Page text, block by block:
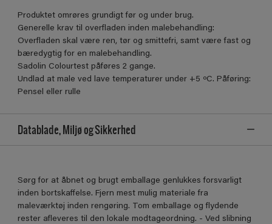
Produktet omrøres grundigt før og under brug.
Generelle krav til overfladen inden malebehandling:
Overfladen skal være ren, tør og smittefri, samt være fast og
bæredygtig for en malebehandling.
Sadolin Colourtest påføres 2 gange.
Undlad at male ved lave temperaturer under +5 ºC. Påføring:
Pensel eller rulle
Datablade, Miljø og Sikkerhed
Sørg for at åbnet og brugt emballage genlukkes forsvarligt
inden bortskaffelse. Fjern mest mulig materiale fra
maleværktøj inden rengøring. Tom emballage og flydende
rester afleveres til den lokale modtageordning. - Ved slibning